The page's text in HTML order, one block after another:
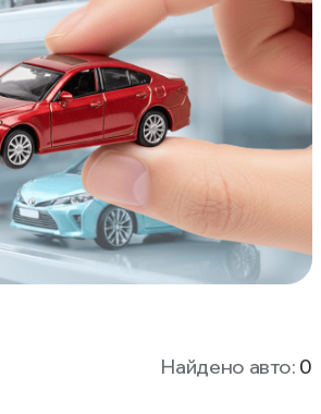
Найдено авто: 0